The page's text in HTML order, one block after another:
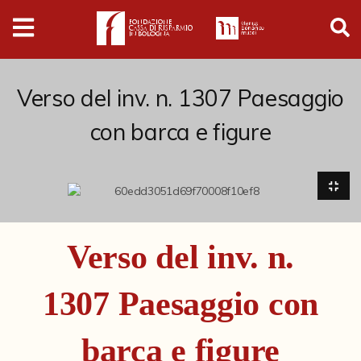
Digital
Humanities
Donazioni
Pubblicazioni
Collezioni
Cataloghi storici
Verso del inv. n. 1307 Paesaggio
con barca e figure
Verso del inv. n.
1307 Paesaggio con
barca e figure